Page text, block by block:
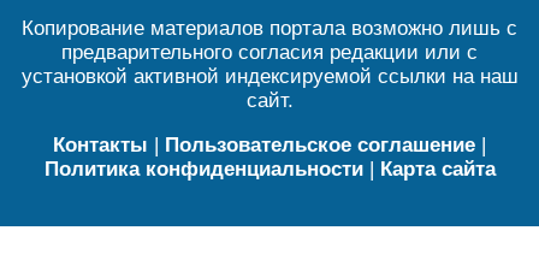
Копирование материалов портала возможно лишь с
предварительного согласия редакции или с
установкой активной индексируемой ссылки на наш
сайт.
Контакты | Пользовательское соглашение |
Политика конфиденциальности| Карта сайта